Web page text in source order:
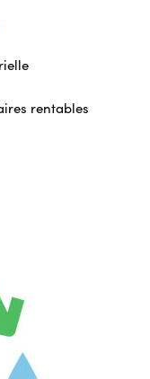
rentables